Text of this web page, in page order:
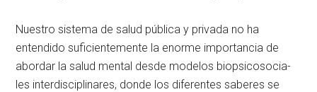
Nuestro sistema de salud pú­blica y privada no ha
entendido suficientemente la enorme im­portancia de
abordar la salud men­tal desde modelos biopsicosocia­
les interdisciplinares, donde los diferentes saberes se